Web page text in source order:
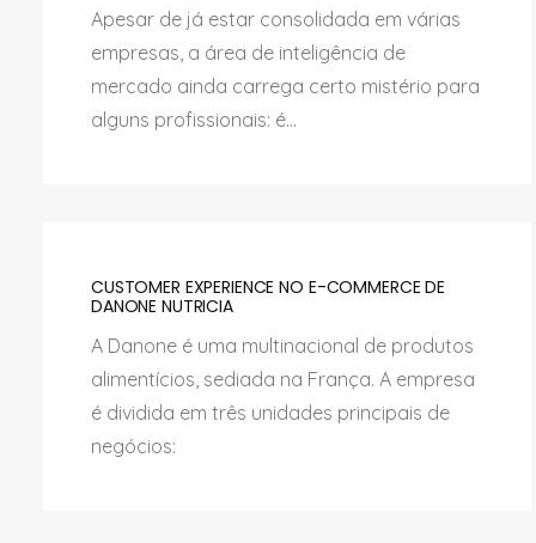
Apesar de já estar consolidada em várias
empresas, a área de inteligência de
mercado ainda carrega certo mistério para
alguns profissionais: é...
CUSTOMER EXPERIENCE NO E-COMMERCE DE
DANONE NUTRICIA
A Danone é uma multinacional de produtos
alimentícios, sediada na França. A empresa
é dividida em três unidades principais de
negócios: